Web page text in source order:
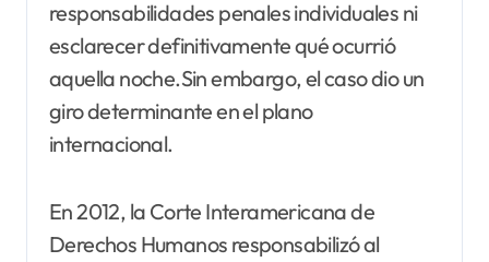
responsabilidades penales individuales ni
esclarecer definitivamente qué ocurrió
aquella noche.Sin embargo, el caso dio un
giro determinante en el plano
internacional.
En 2012, la Corte Interamericana de
Derechos Humanos responsabilizó al